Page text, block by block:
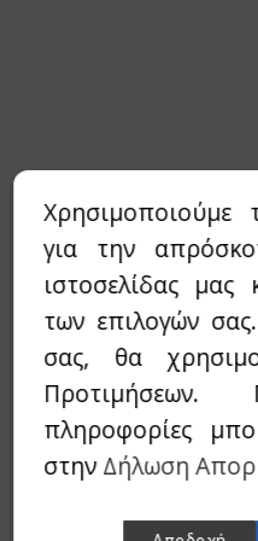
- Gynostemma
Τριαντάφυλλο / Rose hip
/ Zeolite
Χρησιμοποιούμε
για την
ιστοσελίδας
των επιλογών
σας, θα
Προτιμήσεων.
πληροφορίες
στηνΔήλωση